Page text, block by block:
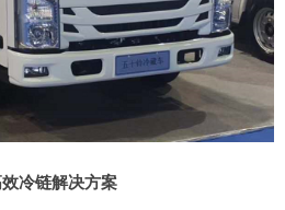
冷链解决方案